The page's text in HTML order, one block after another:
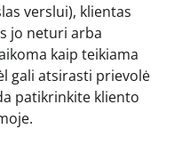
verslui), klientas
jo neturi arba
kaip teikiama
gali atsirasti prievolė
patikrinkite kliento